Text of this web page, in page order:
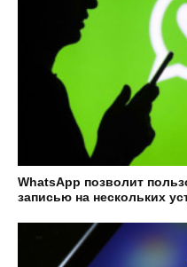
WhatsApp позволит
записью на нескольких